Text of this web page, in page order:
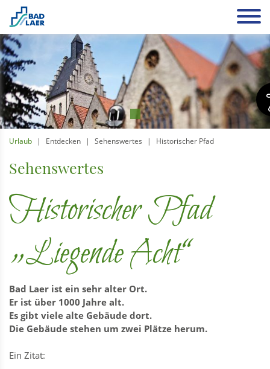
Urlaub Entdecken Sehenswertes Historischer Pfad
Sehenswertes
Historischer Pfad
„Liegende Acht“
Bad Laer ist ein sehr alter Ort.
Er ist über 1000 Jahre alt.
Es gibt viele alte Gebäude dort.
Die Gebäude stehen um zwei Plätze herum.
Ein Zitat: